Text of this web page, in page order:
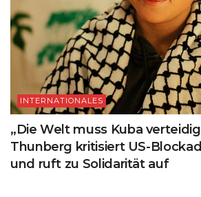
INTERNATIONALES
„Die Welt muss Kuba
Thunberg kritisiert US-
und ruft zu Solidarität auf